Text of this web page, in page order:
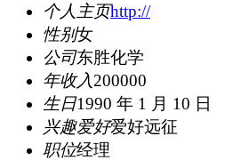
个人主页http://
性别女
公司东胜化学
年收入200000
生日1990 年 1 月 10 日
兴趣爱好爱好远征
职位经理